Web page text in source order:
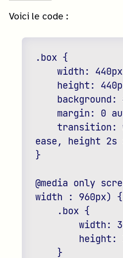
Voici le code :
.box {
ease, height 2s
}
@media only
width : 960px) {